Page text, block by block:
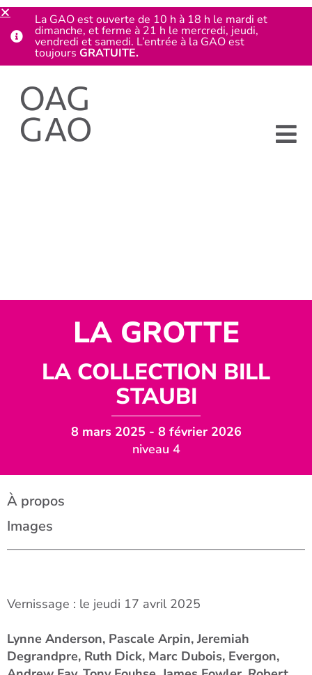
LA GROTTE
LA COLLECTION BILL
STAUBI
8 mars 2025 - 8 février 2026
niveau 4
À propos
Images
Vernissage : le jeudi 17 avril 2025
Lynne Anderson, Pascale Arpin, Jeremiah
Degrandpre, Ruth Dick, Marc Dubois, Evergon,
La GAO est ouverte de 10 h à 18 h le mardi et
dimanche, et ferme à 21 h le mercredi, jeudi,
vendredi et samedi. L’entrée à la GAO est
toujours GRATUITE.